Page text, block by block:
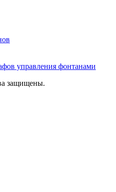
управления фонтанами
защищены.